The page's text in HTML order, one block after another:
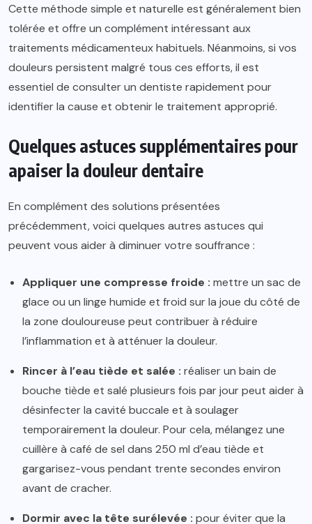
Cette méthode simple et naturelle est généralement bien
tolérée et offre un complément intéressant aux
traitements médicamenteux habituels. Néanmoins, si vos
douleurs persistent malgré tous ces efforts, il est
essentiel de consulter un dentiste rapidement pour
identifier la cause et obtenir le traitement approprié.
Quelques astuces supplémentaires pour
apaiser la douleur dentaire
En complément des solutions présentées
précédemment, voici quelques autres astuces qui
peuvent vous aider à diminuer votre souffrance :
Appliquer une compresse froide : mettre un sac de
glace ou un linge humide et froid sur la joue du côté de
la zone douloureuse peut contribuer à réduire
l’inflammation et à atténuer la douleur.
Rincer à l’eau tiède et salée : réaliser un bain de
bouche tiède et salé plusieurs fois par jour peut aider à
désinfecter la cavité buccale et à soulager
temporairement la douleur. Pour cela, mélangez une
cuillère à café de sel dans 250 ml d’eau tiède et
gargarisez-vous pendant trente secondes environ
avant de cracher.
Dormir avec la tête surélevée : pour éviter que la